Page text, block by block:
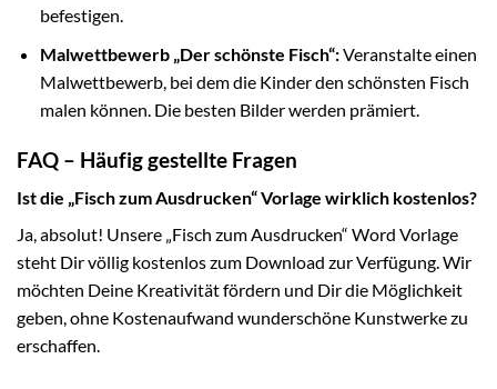
befestigen.
Malwettbewerb „Der schönste Fisch“:Veranstalte einen
Malwettbewerb, bei dem die Kinder den schönsten Fisch
malen können. Die besten Bilder werden prämiert.
FAQ – Häufig gestellte Fragen
Ist die „Fisch zum Ausdrucken“ Vorlage wirklich kostenlos?
Ja, absolut! Unsere „Fisch zum Ausdrucken“ Word Vorlage
steht Dir völlig kostenlos zum Download zur Verfügung. Wir
möchten Deine Kreativität fördern und Dir die Möglichkeit
geben, ohne Kostenaufwand wunderschöne Kunstwerke zu
erschaffen.